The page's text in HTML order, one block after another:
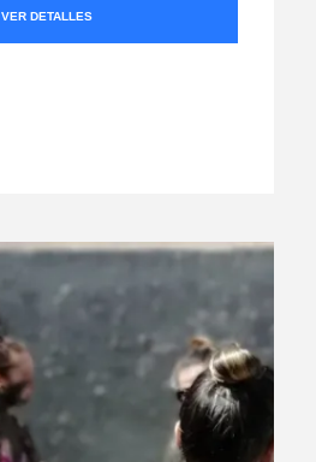
VER DETALLES